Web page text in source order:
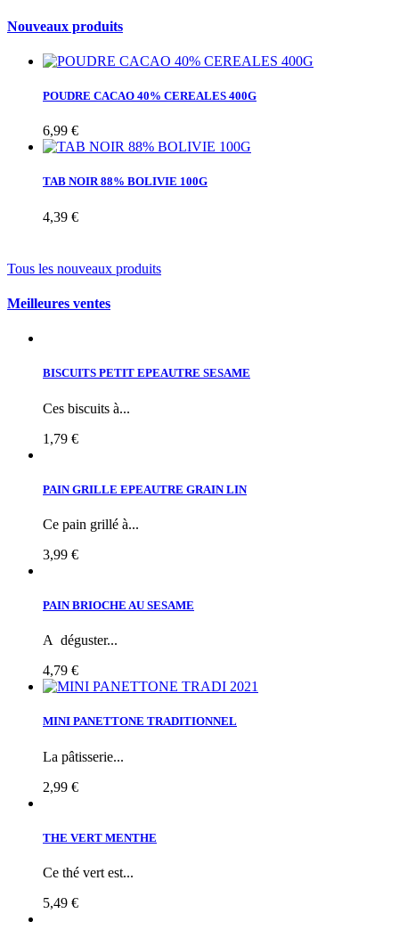
Nouveaux produits
POUDRE CACAO 40% CEREALES 400G
6,99 €
TAB NOIR 88% BOLIVIE 100G
4,39 €
Tous les nouveaux produits
Meilleures ventes
BISCUITS PETIT EPEAUTRE SESAME
Ces biscuits à...
1,79 €
PAIN GRILLE EPEAUTRE GRAIN LIN
Ce pain grillé à...
3,99 €
PAIN BRIOCHE AU SESAME
A déguster...
4,79 €
MINI PANETTONE TRADITIONNEL
La pâtisserie...
2,99 €
THE VERT MENTHE
Ce thé vert est...
5,49 €